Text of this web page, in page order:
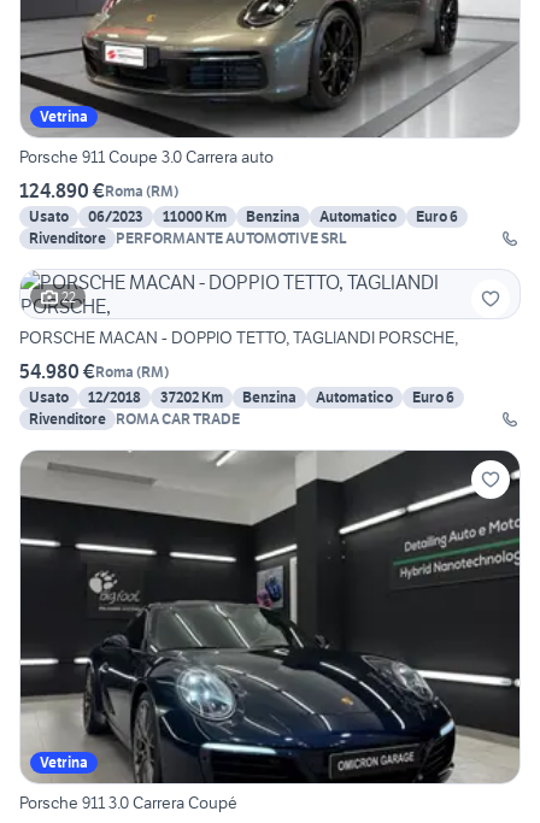
Vetrina
Porsche 911 Coupe 3.0 Carrera auto
124.890 €Roma (RM)
Usato
06/2023 11000 Km Benzina Automatico
Euro 6
Rivenditore PERFORMANTE AUTOMOTIVE SRL
22
PORSCHE MACAN - DOPPIO TETTO, TAGLIANDI PORSCHE,
54.980 €Roma (RM)
Usato
12/2018 37202 Km Benzina Automatico
Euro 6
Rivenditore ROMA CAR TRADE
Vetrina
Porsche 911 3.0 Carrera Coupé